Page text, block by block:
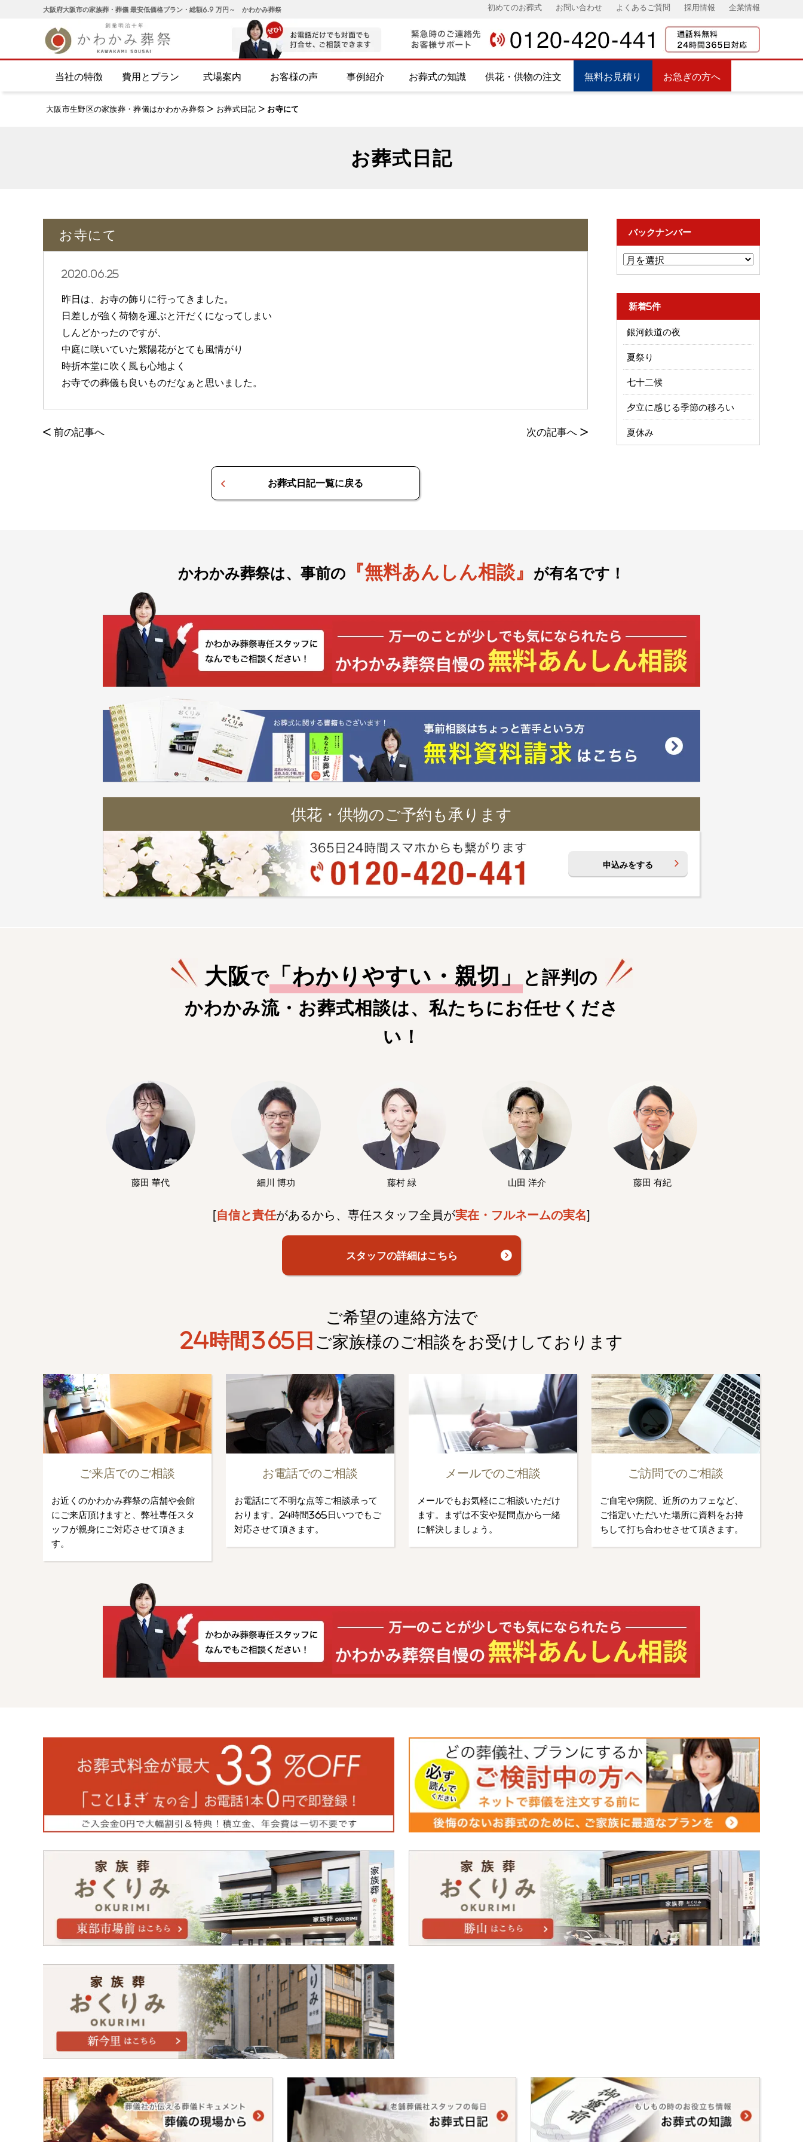
大阪府大阪市の家族葬・葬儀 最安低価格プラン・総額6.9 万円～ かわかみ葬祭 初めてのお葬式 お問い合わせ よくあるご質問 採用情報 企業情報
当社の特徴 費用とプラン 式場案内 お客様の声 事例紹介 お葬式の知識 供花・供物の注文 無料お見積り お急ぎの方へ
大阪市生野区の家族葬・葬儀はかわかみ葬祭 > お葬式日記 > お寺にて
お葬式日記
お寺にて
2020.06.25
昨日は、お寺の飾りに行ってきました。
日差しが強く荷物を運ぶと汗だくになってしまい
しんどかったのですが、
中庭に咲いていた紫陽花がとても風情がり
時折本堂に吹く風も心地よく
お寺での葬儀も良いものだなぁと思いました。
< 前の記事へ 次の記事へ >
お葬式日記一覧に戻る
バックナンバー
新着5件
銀河鉄道の夜
夏祭り
七十二候
夕立に感じる季節の移ろい
夏休み
かわかみ葬祭は、事前の 『無料あんしん相談』 が有名です！
供花・供物のご予約も承ります
申込みをする
大阪 で 「 わかりやすい・親切 」
と評判の
かわかみ流・お葬式相談は、私たちにお任せくださ
い！
藤田 華代 細川 博功 藤村 緑 山田 洋介 藤田 有紀
[自信と責任があるから、専任スタッフ全員が実在・フルネームの実名]
スタッフの詳細はこちら
ご希望の連絡方法で
24時間365日 ご家族様のご相談を お受けしております
ご来店でのご相談
お近くのかわかみ葬祭の店舗や会館
にご来店頂けますと、弊社専任スタ
ッフが親身にご対応させて頂きま
す。
お電話でのご相談
お電話にて不明な点等ご相談承って
おります。24時間365日いつでもご
対応させて頂きます。
メールでのご相談
メールでもお気軽にご相談いただけ
ます。まずは不安や疑問点から一緒
に解決しましょう。
ご訪問でのご相談
ご自宅や病院、近所のカフェなど、
ご指定いただいた場所に資料をお持
ちして打ち合わせさせて頂きます。